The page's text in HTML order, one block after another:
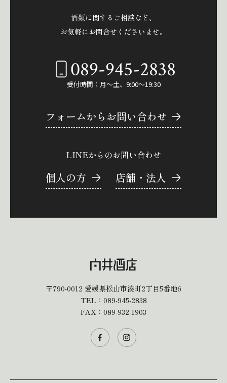
酒類に関するご相談など、
お気軽にお問合せくださいませ。
089-945-2838
受付時間：月～土、9:00～19:30
フォームからお問い合わせ
LINEからのお問い合わせ
個人の方 店舗・法人
〒790-0012 愛媛県松山市湊町2丁目5番地6
TEL： 089-945-2838
FAX：089-932-1903